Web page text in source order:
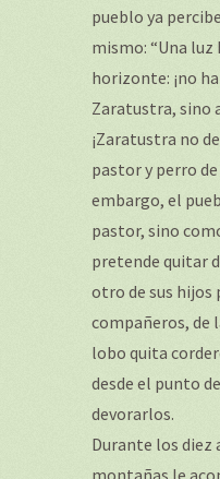
pueblo ya
mismo: “Una luz
horizonte: ¡no
Zaratustra, sino
¡Zaratustra no
pastor y perro
embargo, el
pastor, sino
pretende quitar
otro de sus hijos
compañeros, de
lobo quita
desde el punto
devorarlos.
Durante los diez
montañas le